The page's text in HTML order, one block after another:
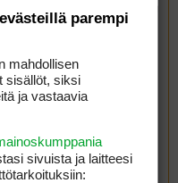
parempi
mahdollisen
sisällöt, siksi
ja vastaavia
sivuista ja laitteesi